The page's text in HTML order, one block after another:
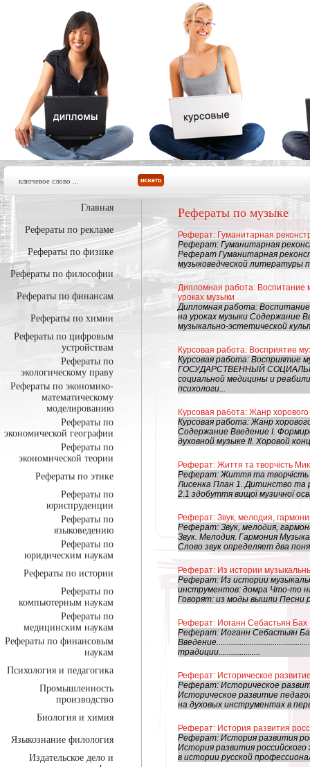
Главная
Рефераты по рекламе
Рефераты по физике
Рефераты по философии
Рефераты по финансам
Рефераты по химии
Рефераты по цифровым
устройствам
Рефераты по
экологическому праву
Рефераты по экономико-
математическому
моделированию
Рефераты по
экономической географии
Рефераты по
экономической теории
Рефераты по этике
Рефераты по
юриспруденции
Рефераты по
языковедению
Рефераты по
юридическим наукам
Рефераты по истории
Рефераты по
компьютерным наукам
Рефераты по
медицинским наукам
Рефераты по финансовым
наукам
Психология и педагогика
Промышленность
производство
Биология и химия
Языкознание филология
Издательское дело и
Рефераты по музыке
Реферат: Гуманитарная
Реферат: Гуманитарная
Реферат Гуманитарная
музыковедческой литературы
Дипломная работа: Воспитание
уроках музыки
Дипломная работа:
на уроках музыки Содержание
музыкально-эстетической
Курсовая работа: Восприятие
Курсовая работа:
ГОСУДАРСТВЕННЫЙ
социальной медицины и
психологи...
Курсовая работа: Жанр
Курсовая работа: Жанр
Содержание Введение I.
духовной музыке II. Хоровой
Реферат: Життя та творчість
Реферат: Життя та творчість
Лисенка План 1. Дитинство та
2.1 здобуття вищої музичної
Реферат: Звук, мелодия,
Реферат: Звук, мелодия,
Звук. Мелодия. Гармония
Слово звук определяет два
Реферат: Из истории
Реферат: Из истории
инструментов: домра Что-то
Говорят: из моды вышли Песни
Реферат: Иоганн Себастьян Бах
Реферат: Иоганн Себастьян
традиции....................
Реферат: Историческое
Реферат: Историческое
Историческое развитие
на духовых инструментах в
Реферат: История развития
Реферат: История развития
История развития
в истории русской